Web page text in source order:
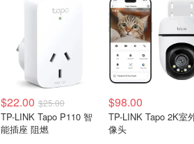
$22.00 $25.00
TP-LINK Tapo P110 智
能插座 阻燃
$98.00
TP-LINK Tapo 2K室
像头